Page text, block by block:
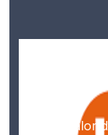
Paga el valor